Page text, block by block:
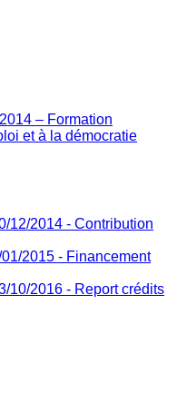
– Formation
et à la démocratie
12/2014 - Contribution
2015 - Financement
10/2016 - Report crédits